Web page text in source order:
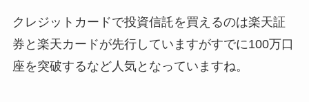
クレジットカードで投資信託を買えるのは楽天証
券と楽天カードが先行していますがすでに100万口
座を突破するなど人気となっていますね。